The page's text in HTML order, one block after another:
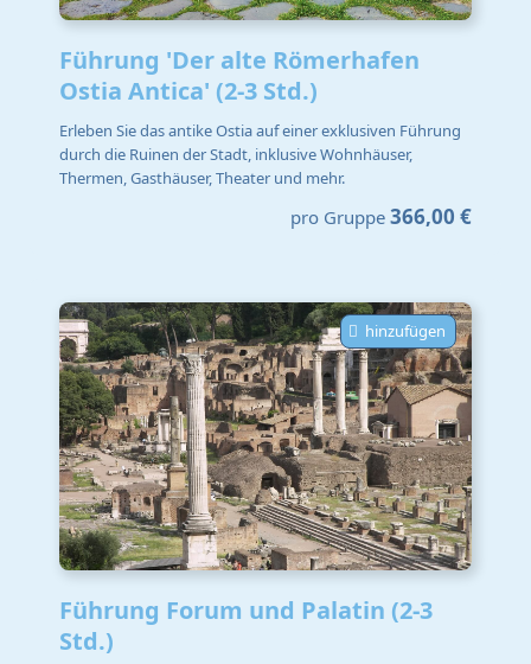
Führung 'Der alte Römerhafen
Ostia Antica' (2-3 Std.)
Erleben Sie das antike Ostia auf einer exklusiven Führung
durch die Ruinen der Stadt, inklusive Wohnhäuser,
Thermen, Gasthäuser, Theater und mehr.
pro Gruppe 366,00 €
hinzufügen
Führung Forum und Palatin (2-3
Std.)